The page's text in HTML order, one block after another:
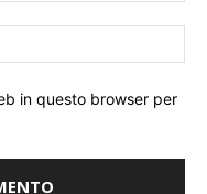
in questo browser per